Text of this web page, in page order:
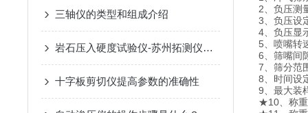
三轴仪的类型和组成介绍
岩石压入硬度试验仪-苏州拓测仪器设备有限公司
十字板剪切仪提高参数的准确性
2、负压测
3、负压设
4、负压显
5、喷嘴转
6、筛嘴间
7、筛分范
8、时间设
9、最大装
★10、称